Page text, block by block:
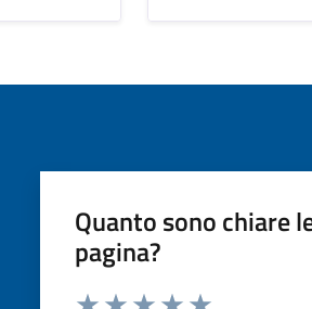
Quanto sono chiare
pagina?
Valuta da 1 a 5 stelle la pagina